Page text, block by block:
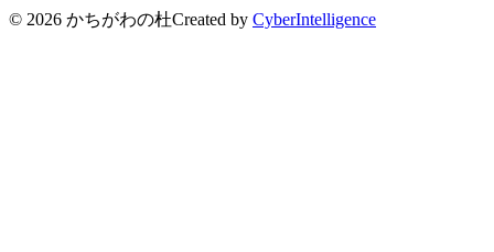
© 2026 かちがわの杜Created by CyberIntelligence